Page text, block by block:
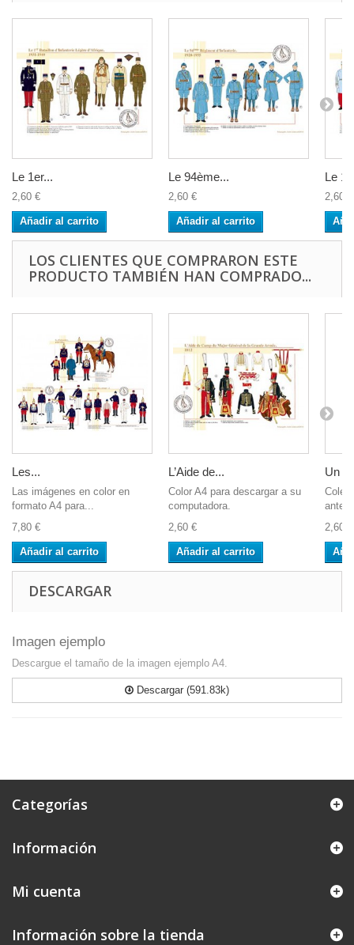
Le 1er...
2,60 €
Añadir al carrito
Le 94ème...
2,60 €
Añadir al carrito
Le
2,60 €
LOS CLIENTES QUE COMPRARON ESTE
PRODUCTO TAMBIÉN HAN COMPRADO...
Les...
Las imágenes en color en
formato A4 para...
7,80 €
Añadir al carrito
L’Aide de...
Color A4 para descargar a su
computadora.
2,60 €
Añadir al carrito
Un
2,60 €
DESCARGAR
Imagen ejemplo
Descargue el tamaño de la imagen ejemplo A4.
Descargar (591.83k)
Categorías
Información
Mi cuenta
Información sobre la tienda